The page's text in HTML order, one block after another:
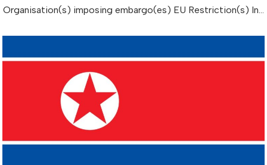
Organisation(s) imposing embargo(es) EU Restriction(s) In…